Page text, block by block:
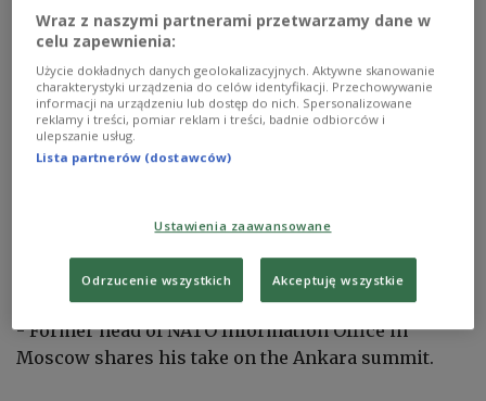
Polish Radio English Section
- Former head of NATO Information Office in
Moscow shares his take on the Ankara summit.
Wraz z naszymi partnerami przetwarzamy dane w
celu zapewnienia:
Użycie dokładnych danych geolokalizacyjnych. Aktywne skanowanie
charakterystyki urządzenia do celów identyfikacji. Przechowywanie
informacji na urządzeniu lub dostęp do nich. Spersonalizowane
reklamy i treści, pomiar reklam i treści, badnie odbiorców i
ulepszanie usług.
Lista partnerów (dostawców)
Ustawienia zaawansowane
Odrzucenie wszystkich Akceptuję wszystkie